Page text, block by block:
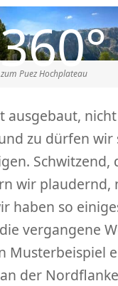
Puez Hochplateau
ausgebaut,
zu dürfen
Schwitzend,
wir plaudernd,
haben so
vergangene
Musterbeispiel
der